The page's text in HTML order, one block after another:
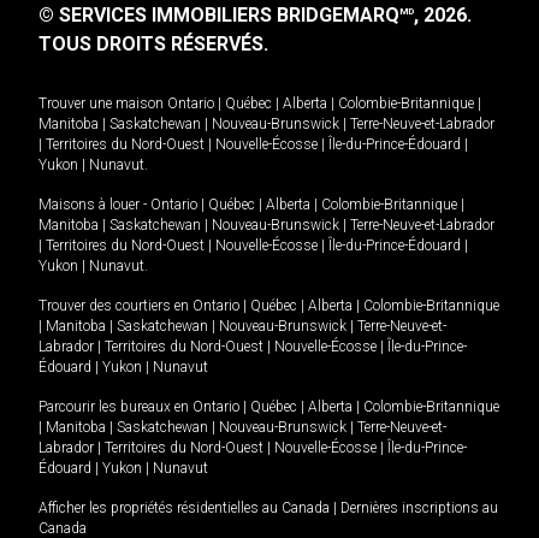
© SERVICES IMMOBILIERS BRIDGEMARQMD, 2026.
TOUS DROITS RÉSERVÉS.
Trouver une maison Ontario Québec Alberta Colombie-Britannique
Manitoba
Saskatchewan Nouveau-Brunswick
Terre-Neuve-et-Labrador
Territoires du Nord-Ouest Nouvelle-Écosse Île-du-Prince-Édouard
Yukon
Nunavut.
Maisons à louer - Ontario Québec Alberta Colombie-Britannique
Manitoba
Saskatchewan Nouveau-Brunswick
Terre-Neuve-et-Labrador
Territoires du Nord-Ouest Nouvelle-Écosse Île-du-Prince-Édouard
Yukon
Nunavut.
Trouver des courtiers en Ontario Québec Alberta
Colombie-Britannique
Manitoba Saskatchewan Nouveau-Brunswick
Terre-Neuve-et-
Labrador
Territoires du Nord-Ouest Nouvelle-Écosse
Île-du-Prince-
Édouard
Yukon Nunavut
Parcourir les bureaux en Ontario Québec Alberta
Colombie-Britannique
Manitoba Saskatchewan Nouveau-Brunswick
Terre-Neuve-et-
Labrador
Territoires du Nord-Ouest Nouvelle-Écosse
Île-du-Prince-
Édouard
Yukon Nunavut
Afficher les propriétés résidentielles au Canada
Dernières inscriptions au
Canada